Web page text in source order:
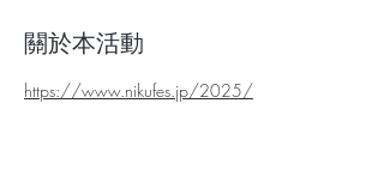
關於本活動
https://www.nikufes.jp/2025/